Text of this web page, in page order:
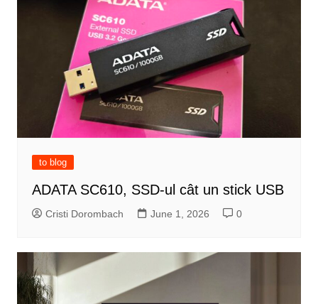
to blog
ADATA SC610, SSD-ul cât un stick USB
Cristi Dorombach June 1, 2026 0